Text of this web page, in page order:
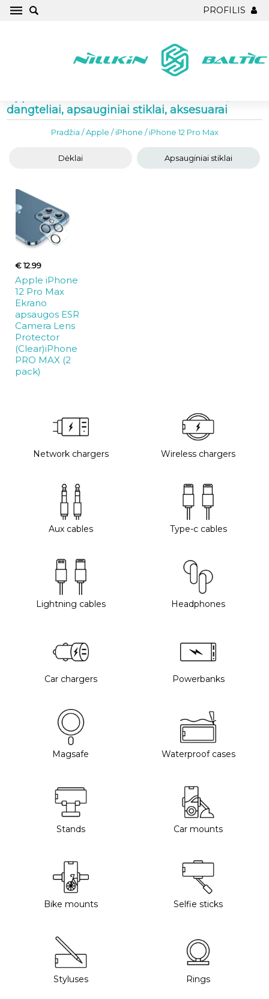
PROFILIS
dangteliai, apsauginiai stiklai, aksesuarai
Pradžia /Apple /iPhone /iPhone 12 Pro Max
Dėklai Apsauginiai stiklai
€ 12.99
Apple iPhone
12 Pro Max
Ekrano
apsaugos ESR
Camera Lens
Protector
(Clear)iPhone
PRO MAX (2
pack)
Network chargers Wireless chargers
Aux cables Type-c cables
Lightning cables Headphones
Car chargers Powerbanks
Magsafe Waterproof cases
Stands Car mounts
Bike mounts Selfie sticks
Styluses Rings